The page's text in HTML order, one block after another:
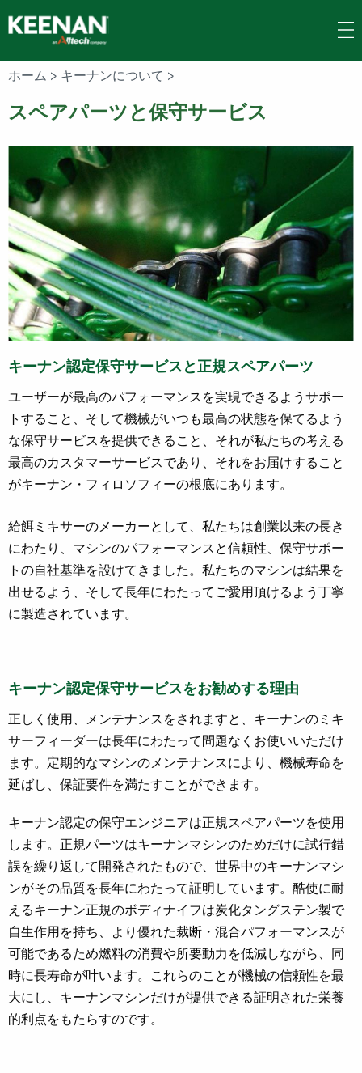
to
main
ホーム > キーナンについて >
スペアパーツと保守サービス
キーナン認定保守サービスと正規スペアパーツ
ユーザーが最高のパフォーマンスを実現できるようサポー
トすること、そして機械がいつも最高の状態を保てるよう
な保守サービスを提供できること、それが私たちの考える
最高のカスタマーサービスであり、それをお届けすること
がキーナン・フィロソフィーの根底にあります。
給餌ミキサーのメーカーとして、私たちは創業以来の長き
にわたり、マシンのパフォーマンスと信頼性、保守サポー
トの自社基準を設けてきました。私たちのマシンは結果を
出せるよう、そして長年にわたってご愛用頂けるよう丁寧
に製造されています。
キーナン認定保守サービスをお勧めする理由
正しく使用、メンテナンスをされますと、キーナンのミキ
サーフィーダーは長年にわたって問題なくお使いいただけ
ます。定期的なマシンのメンテナンスにより、機械寿命を
延ばし、保証要件を満たすことができます。
キーナン認定の保守エンジニアは正規スペアパーツを使用
します。正規パーツはキーナンマシンのためだけに試行錯
誤を繰り返して開発されたもので、世界中のキーナンマシ
ンがその品質を長年にわたって証明しています。酷使に耐
えるキーナン正規のボディナイフは炭化タングステン製で
自生作用を持ち、より優れた裁断・混合パフォーマンスが
可能であるため燃料の消費や所要動力を低減しながら、同
時に長寿命が叶います。これらのことが機械の信頼性を最
大にし、キーナンマシンだけが提供できる証明された栄養
的利点をもたらすのです。